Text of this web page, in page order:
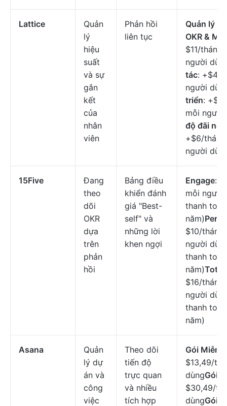
Lattice
Quản
lý
hiệu
suất
và sự
gắn
kết
của
nhân
viên
Phản hồi
liên tục
Quản lý
OKR &
$11/tháng
người
tác: +$4/
người
triển:
mỗi người
độ đãi ngộ
+$6/
người
15Five
Đang
theo
dõi
OKR
dựa
trên
phản
hồi
Bảng điều
khiển đánh
giá "Best-
self" và
những lời
khen ngợi
Engage:
mỗi người
thanh
năm)
$10/tháng
người
thanh
năm)Total
$16/tháng
người
thanh
năm)
Asana
Quản
lý dự
án và
công
việc
Theo dõi
tiến độ
trực quan
và nhiều
tích hợp
Gói Miễn
$13,49/
dùngGói
$30,49/
dùngGói